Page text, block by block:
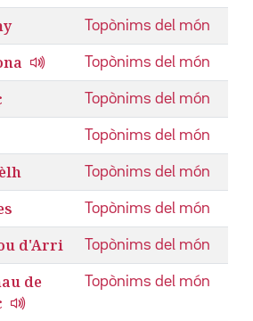
Topònims del món
Topònims del món
Topònims del món
Topònims del món
Topònims del món
Topònims del món
d'Arri Topònims del món
de
Topònims del món